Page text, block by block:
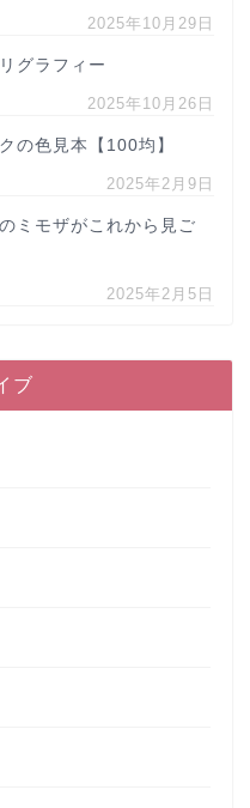
2025年10月29日
グラフィー
2025年10月26日
の色見本【100均】
2025年2月9日
ミモザがこれから見ご
2025年2月5日
ブ